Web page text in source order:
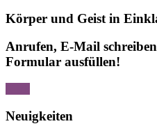
Körper und Geist in
Anrufen, E-Mail
Formular ausfüllen!
Neuigkeiten